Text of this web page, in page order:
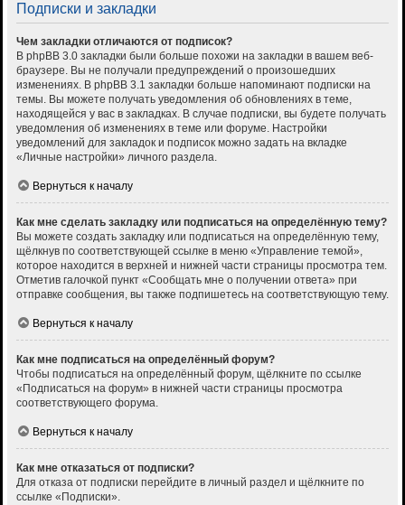
Подписки и закладки
Чем закладки отличаются от подписок?
В phpBB 3.0 закладки были больше похожи на закладки в вашем веб-
браузере. Вы не получали предупреждений о произошедших
изменениях. В phpBB 3.1 закладки больше напоминают подписки на
темы. Вы можете получать уведомления об обновлениях в теме,
находящейся у вас в закладках. В случае подписки, вы будете получать
уведомления об изменениях в теме или форуме. Настройки
уведомлений для закладок и подписок можно задать на вкладке
«Личные настройки» личного раздела.
Вернуться к началу
Как мне сделать закладку или подписаться на определённую тему?
Вы можете создать закладку или подписаться на определённую тему,
щёлкнув по соответствующей ссылке в меню «Управление темой»,
которое находится в верхней и нижней части страницы просмотра тем.
Отметив галочкой пункт «Сообщать мне о получении ответа» при
отправке сообщения, вы также подпишетесь на соответствующую тему.
Вернуться к началу
Как мне подписаться на определённый форум?
Чтобы подписаться на определённый форум, щёлкните по ссылке
«Подписаться на форум» в нижней части страницы просмотра
соответствующего форума.
Вернуться к началу
Как мне отказаться от подписки?
Для отказа от подписки перейдите в личный раздел и щёлкните по
ссылке «Подписки».